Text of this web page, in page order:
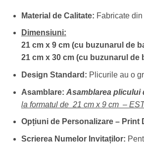
Material de Calitate: Fabricate
Dimensiuni:
21 cm x 9 cm (cu buzunarul de
21 cm x 30 cm (cu buzunarul de
Design Standard: Plicurile au o
Asamblare: Asamblarea plicului
la formatul de 21 cm x 9 cm –
Opțiuni de Personalizare – Print
Scrierea Numelor Invitaților: